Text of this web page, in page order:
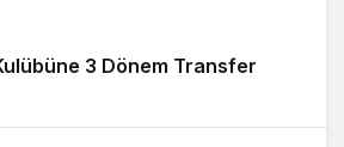
3 Dönem Transfer